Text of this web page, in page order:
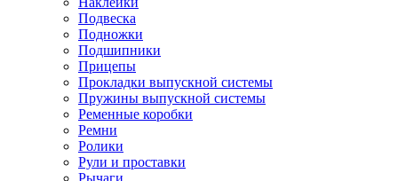
Подвеска
Подножки
Подшипники
Прицепы
Прокладки выпускной системы
Пружины выпускной системы
Ременные коробки
Ремни
Ролики
Рули и проставки
Рычаги